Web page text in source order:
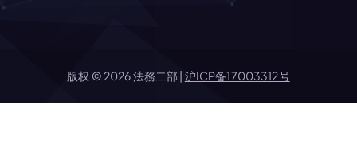
版权 © 2026 法務二部 | 沪ICP备17003312号